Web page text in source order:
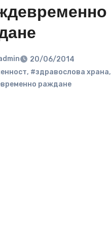
20/06/2014
, #здравослова храна,
раждане